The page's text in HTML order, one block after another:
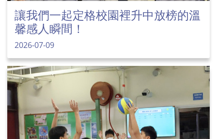
讓我們一起定格校園裡升中放榜的溫
馨感人瞬間！
2026-07-09